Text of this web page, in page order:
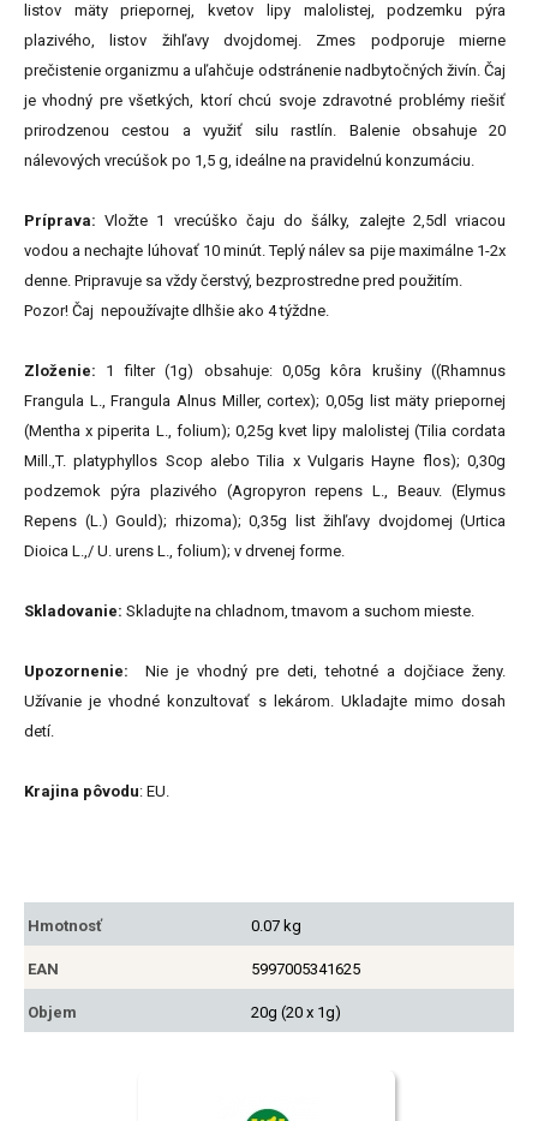
listov mäty priepornej, kvetov lipy malolistej, podzemku pýra
plazivého, listov žihľavy dvojdomej. Zmes podporuje mierne
prečistenie organizmu a uľahčuje odstránenie nadbytočných živín. Čaj
je vhodný pre všetkých, ktorí chcú svoje zdravotné problémy riešiť
prirodzenou cestou a využiť silu rastlín. Balenie obsahuje 20
nálevových vrecúšok po 1,5 g, ideálne na pravidelnú konzumáciu.
Príprava: Vložte 1 vrecúško čaju do šálky, zalejte 2,5dl vriacou
vodou a nechajte lúhovať 10 minút. Teplý nálev sa pije maximálne 1-2x
denne. Pripravuje sa vždy čerstvý, bezprostredne pred použitím.
Pozor! Čaj nepoužívajte dlhšie ako 4 týždne.
Zloženie: 1 filter (1g) obsahuje: 0,05g kôra krušiny ((Rhamnus
Frangula L., Frangula Alnus Miller, cortex); 0,05g list mäty priepornej
(Mentha x piperita L., folium); 0,25g kvet lipy malolistej (Tilia cordata
Mill.,T. platyphyllos Scop alebo Tilia x Vulgaris Hayne flos); 0,30g
podzemok pýra plazivého (Agropyron repens L., Beauv. (Elymus
Repens (L.) Gould); rhizoma); 0,35g list žihľavy dvojdomej (Urtica
Dioica L.,/ U. urens L., folium); v drvenej forme.
Skladovanie: Skladujte na chladnom, tmavom a suchom mieste.
Upozornenie: Nie je vhodný pre deti, tehotné a dojčiace ženy.
Užívanie je vhodné konzultovať s lekárom. Ukladajte mimo dosah
detí.
Krajina pôvodu: EU.
Hmotnosť 0.07 kg
EAN 5997005341625
Objem 20g (20 x 1g)